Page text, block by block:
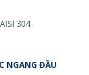
304.
NGANG ĐẦU